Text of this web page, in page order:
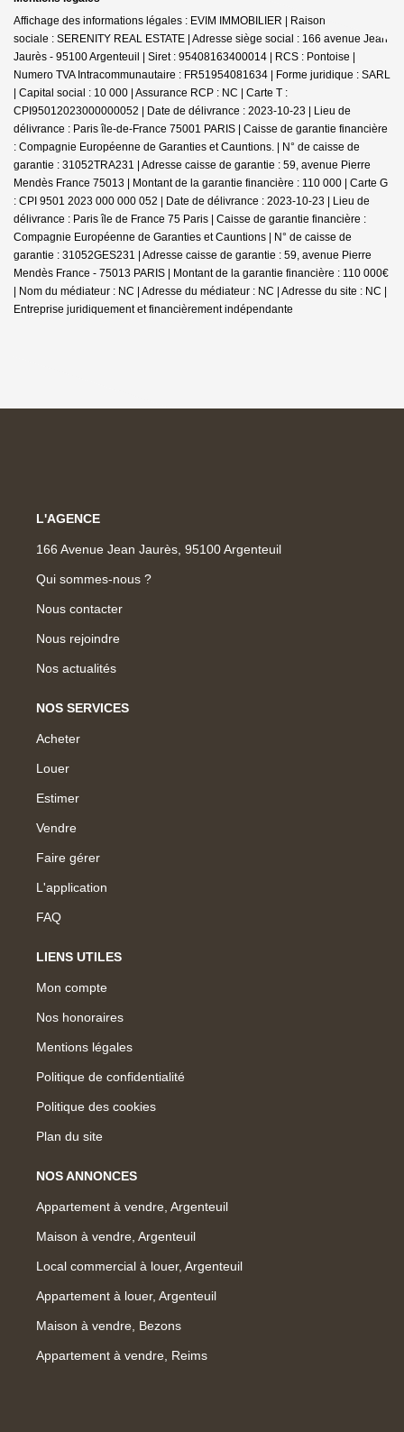
Affichage des informations légales : EVIM IMMOBILIER | Raison
sociale : SERENITY REAL ESTATE | Adresse siège social : 166 avenue Jean
Jaurès - 95100 Argenteuil | Siret : 95408163400014 | RCS : Pontoise |
Numero TVA Intracommunautaire : FR51954081634 | Forme juridique : SARL
| Capital social : 10 000 | Assurance RCP : NC | Carte T :
CPI95012023000000052 | Date de délivrance : 2023-10-23 | Lieu de
délivrance : Paris île-de-France 75001 PARIS | Caisse de garantie financière
: Compagnie Européenne de Garanties et Cauntions. | N° de caisse de
garantie : 31052TRA231 | Adresse caisse de garantie : 59, avenue Pierre
Mendès France 75013 | Montant de la garantie financière : 110 000 | Carte G
: CPI 9501 2023 000 000 052 | Date de délivrance : 2023-10-23 | Lieu de
délivrance : Paris île de France 75 Paris | Caisse de garantie financière :
Compagnie Européenne de Garanties et Cauntions | N° de caisse de
garantie : 31052GES231 | Adresse caisse de garantie : 59, avenue Pierre
Mendès France - 75013 PARIS | Montant de la garantie financière : 110 000€
| Nom du médiateur : NC | Adresse du médiateur : NC | Adresse du site : NC |
Entreprise juridiquement et financièrement indépendante
L'AGENCE
166 Avenue Jean Jaurès, 95100 Argenteuil
Qui sommes-nous ?
Nous contacter
Nous rejoindre
Nos actualités
NOS SERVICES
Acheter
Louer
Estimer
Vendre
Faire gérer
L'application
FAQ
LIENS UTILES
Mon compte
Nos honoraires
Mentions légales
Politique de confidentialité
Politique des cookies
Plan du site
NOS ANNONCES
Appartement à vendre, Argenteuil
Maison à vendre, Argenteuil
Local commercial à louer, Argenteuil
Appartement à louer, Argenteuil
Maison à vendre, Bezons
Appartement à vendre, Reims